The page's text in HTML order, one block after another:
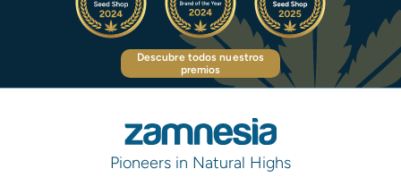
Descubre todos nuestros
premios
Pioneers in Natural Highs